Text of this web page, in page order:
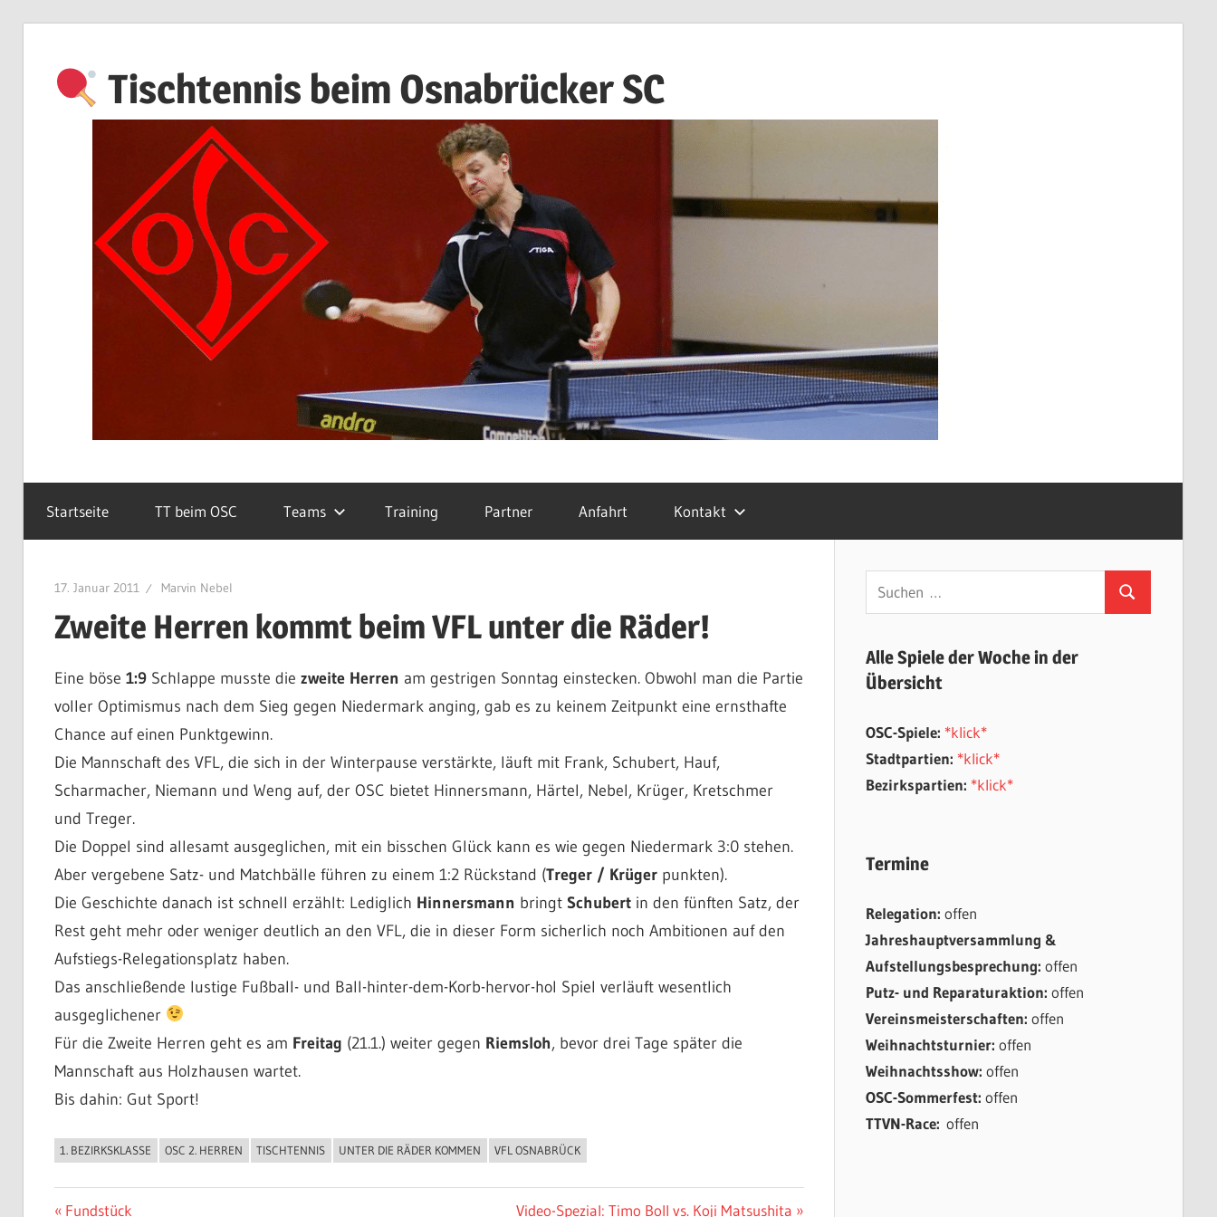
springen
Tischtennis beim Osnabrücker SC
Startseite TT beim OSC Teams Training Partner Anfahrt Kontakt
17. Januar 2011 Marvin Nebel
Zweite Herren kommt beim VFL unter die Räder!
Eine böse 1:9Schlappe musste die zweite Herren am gestrigen Sonntag einstecken. Obwohl man die Partie
voller Optimismus nach dem Sieg gegen Niedermark anging, gab es zu keinem Zeitpunkt eine ernsthafte
Chance auf einen Punktgewinn.
Die Mannschaft des VFL, die sich in der Winterpause verstärkte, läuft mit Frank, Schubert, Hauf,
Scharmacher, Niemann und Weng auf, der OSC bietet Hinnersmann, Härtel, Nebel, Krüger, Kretschmer
und Treger.
Die Doppel sind allesamt ausgeglichen, mit ein bisschen Glück kann es wie gegen Niedermark 3:0 stehen.
Aber vergebene Satz- und Matchbälle führen zu einem 1:2 Rückstand (Treger / Krügerpunkten).
Die Geschichte danach ist schnell erzählt: Lediglich Hinnersmann bringt Schubertin den fünften Satz, der
Rest geht mehr oder weniger deutlich an den VFL, die in dieser Form sicherlich noch Ambitionen auf den
Aufstiegs-Relegationsplatz haben.
Das anschließende lustige Fußball- und Ball-hinter-dem-Korb-hervor-hol Spiel verläuft wesentlich
ausgeglichener
Für die Zweite Herren geht es am Freitag (21.1.) weiter gegen Riemsloh, bevor drei Tage später die
Mannschaft aus Holzhausen wartet.
Bis dahin: Gut Sport!
ALLGEMEIN
1. BEZIRKSKLASSE OSC 2. HERREN TISCHTENNIS UNTER DIE RÄDER KOMMEN VFL OSNABRÜCK
Vorheriger
Fundstück Nächster
Video-Spezial: Timo Boll vs. Koji Matsushita
Suchen
nach:
Suchen
Alle Spiele der Woche in der
Übersicht
OSC-Spiele: *klick*
Stadtpartien: *klick*
Bezirkspartien: *klick*
Termine
Relegation: offen
Jahreshauptversammlung &
Aufstellungsbesprechung: offen
Putz- und Reparaturaktion: offen
Vereinsmeisterschaften: offen
Weihnachtsturnier: offen
Weihnachtsshow: offen
OSC-Sommerfest: offen
TTVN-Race: offen